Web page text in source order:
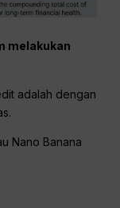
melakukan
adalah dengan
Nano Banana